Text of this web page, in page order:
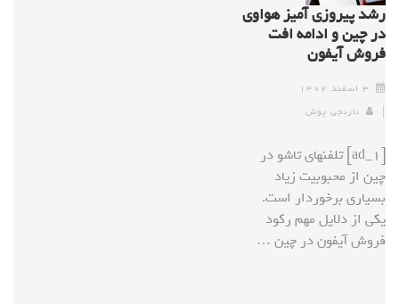
رشد پیروزی آمیز هواوی
در چین و ادامه افت
فروش آیفون
۳ اسفند ۱۴۰۲
نارنجی پوش
[ad_1] تلفنهای تاشو در
چین از محبوبیت زیاد
بسیاری برخوردار است.
یکی از دلایل مهم رکود
فروش آیفون در چین …